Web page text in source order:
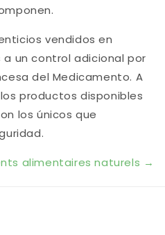
vendidos en
un control adicional por
del Medicamento. A
productos disponibles
los únicos que
alimentaires naturels →